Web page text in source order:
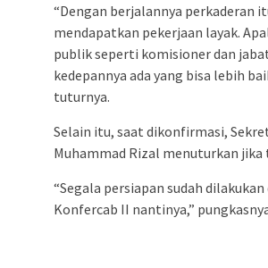
“Dengan berjalannya perkaderan
mendapatkan pekerjaan layak.
publik seperti komisioner dan
kedepannya ada yang bisa lebih
tuturnya.
Selain itu, saat dikonfirmasi,
Muhammad Rizal menuturkan jika
“Segala persiapan sudah
Konfercab II nantinya,”